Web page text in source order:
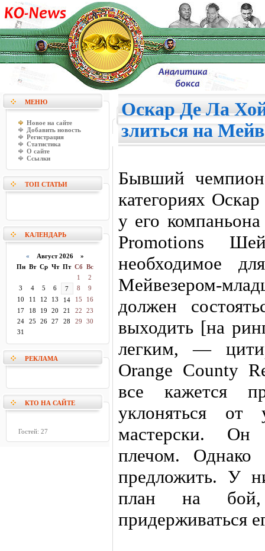
МЕНЮ
Новое на сайте
Добавить новость
Регистрация
Статистика
О сайте
Ссылки
ТОП СТАТЬИ
КАЛЕНДАРЬ
« Август 2026 »
Пн Вт Ср Чт Пт Сб Вс
1
2
3
4 5 6 7 8
9
10
11 12 13 14 15
16
17
18 19 20 21 22
23
24
25 26 27 28 29
30
31
РЕКЛАМА
КТО НА САЙТЕ
Гостей: 27
Оскар Де Ла
злиться на
Бывший
категориях
у его
Promotions
необходимое
Мейвезером-
должен
выходить [на
легким, —
Orange County
все кажется
уклоняться от
мастерски. Он
плечом.
предложить. У
план на
придерживаться